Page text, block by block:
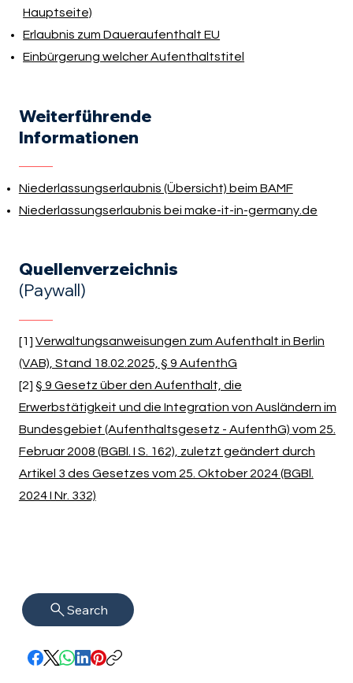
Hauptseite)
Erlaubnis zum Daueraufenthalt EU
Einbürgerung welcher Aufenthaltstitel
Weiterführende
Informationen
Niederlassungserlaubnis (Übersicht) beim BAMF
Niederlassungserlaubnis bei make-it-in-germany.de
Quellenverzeichnis
(Paywall)
[1] Verwaltungsanweisungen zum Aufenthalt in Berlin
(VAB), Stand 18.02.2025, § 9 AufenthG
[2] § 9 Gesetz über den Aufenthalt, die
Erwerbstätigkeit und die Integration von Ausländern im
Bundesgebiet (Aufenthaltsgesetz - AufenthG) vom 25.
Februar 2008 (BGBl. I S. 162), zuletzt geändert durch
Artikel 3 des Gesetzes vom 25. Oktober 2024 (BGBl.
2024 I Nr. 332)
Search